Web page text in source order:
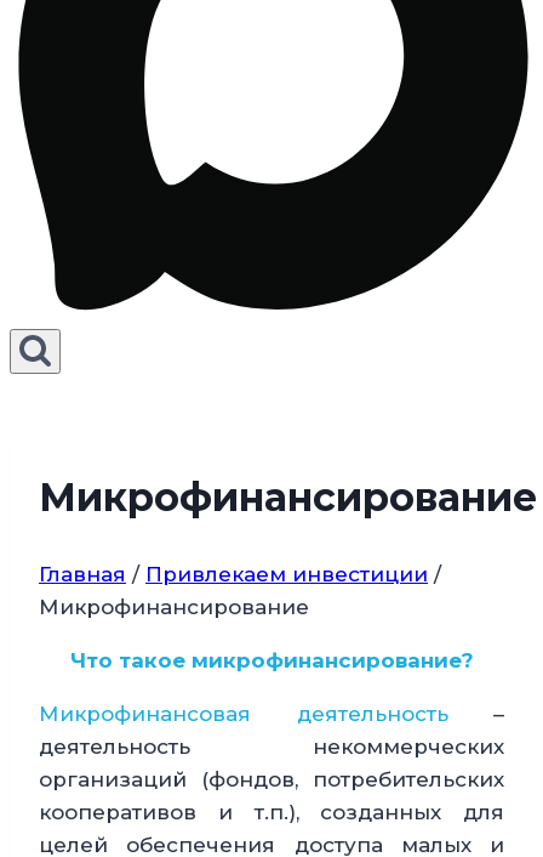
Микрофинансирование
Главная / Привлекаем инвестиции /
Микрофинансирование
Что такое микрофинансирование?
Микрофинансовая деятельность–
деятельность некоммерческих
организаций (фондов, потребительских
кооперативов и т.п.), созданных для
целей обеспечения доступа малых и